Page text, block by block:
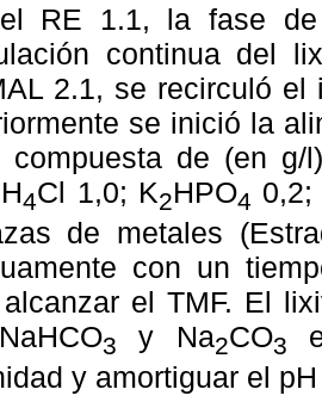
RE 1.1, la fase
continua del
2.1, se recirculó
se inició la
compuesta de (en
4Cl 1,0; K2HPO4 0,2;
de metales
con un
el TMF. El
3 y Na2CO3
y amortiguar el